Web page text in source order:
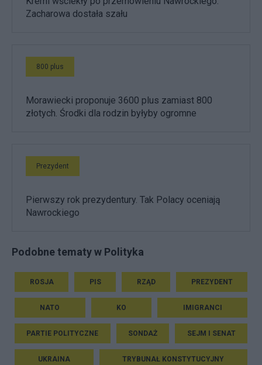
Zacharowa dostała szału
800 plus
Morawiecki proponuje 3600 plus zamiast 800
złotych. Środki dla rodzin byłyby ogromne
Prezydent
Pierwszy rok prezydentury. Tak Polacy oceniają
Nawrockiego
Podobne tematy w Polityka
ROSJA PIS RZĄD PREZYDENT
NATO KO IMIGRANCI
PARTIE POLITYCZNE SONDAŻ SEJM I SENAT
UKRAINA TRYBUNAŁ KONSTYTUCYJNY